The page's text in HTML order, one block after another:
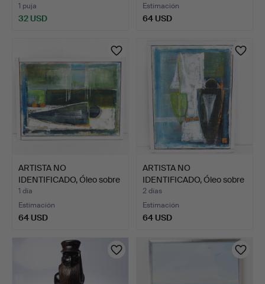
1 puja
32 USD
Estimación
64 USD
ARTISTA NO
IDENTIFICADO, Óleo sobre
lienzo…
1 día
Estimación
64 USD
ARTISTA NO
IDENTIFICADO, Óleo sobre
lienzo…
2 días
Estimación
64 USD